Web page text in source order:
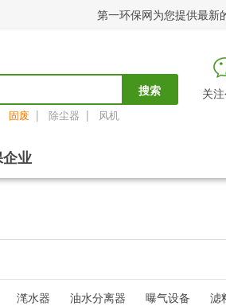
第一环保网为您提供最新
搜索
固废 | 除尘器 | 风机
关
业
滗水器 油水分离器 曝气设备 滤